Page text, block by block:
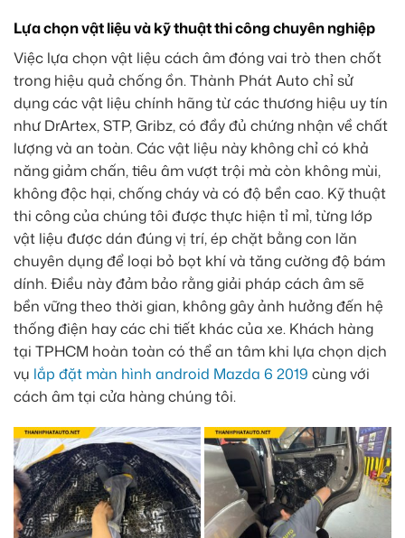
Lựa chọn vật liệu và kỹ thuật thi công chuyên nghiệp
Việc lựa chọn vật liệu cách âm đóng vai trò then chốt
trong hiệu quả chống ồn. Thành Phát Auto chỉ sử
dụng các vật liệu chính hãng từ các thương hiệu uy tín
như DrArtex, STP, Gribz, có đầy đủ chứng nhận về chất
lượng và an toàn. Các vật liệu này không chỉ có khả
năng giảm chấn, tiêu âm vượt trội mà còn không mùi,
không độc hại, chống cháy và có độ bền cao. Kỹ thuật
thi công của chúng tôi được thực hiện tỉ mỉ, từng lớp
vật liệu được dán đúng vị trí, ép chặt bằng con lăn
chuyên dụng để loại bỏ bọt khí và tăng cường độ bám
dính. Điều này đảm bảo rằng giải pháp cách âm sẽ
bền vững theo thời gian, không gây ảnh hưởng đến hệ
thống điện hay các chi tiết khác của xe. Khách hàng
tại TPHCM hoàn toàn có thể an tâm khi lựa chọn dịch
vụ lắp đặt màn hình android Mazda 6 2019 cùng với
cách âm tại cửa hàng chúng tôi.